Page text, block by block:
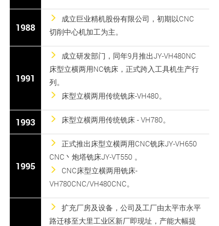
1988
成立巨业精机股份有限公司，初期以CNC
切削中心机加工为主。
1991
成立研发部门，同年9月推出JY-VH480NC
床型立横两用NC铣床，正式跨入工具机生产行
列。
床型立横两用传统铣床-VH480。
1993 床型立横两用传统铣床 - VH780。
1995
正式推出床型立横两用CNC铣床JY-VH650
CNC丶炮塔铣床JY-VT550 。
CNC床型立横两用铣床-
VH780CNC/VH480CNC。
扩充厂房及设备，公司及工厂由太平市永平
路迁移至大里工业区新厂即现址，产能大幅提